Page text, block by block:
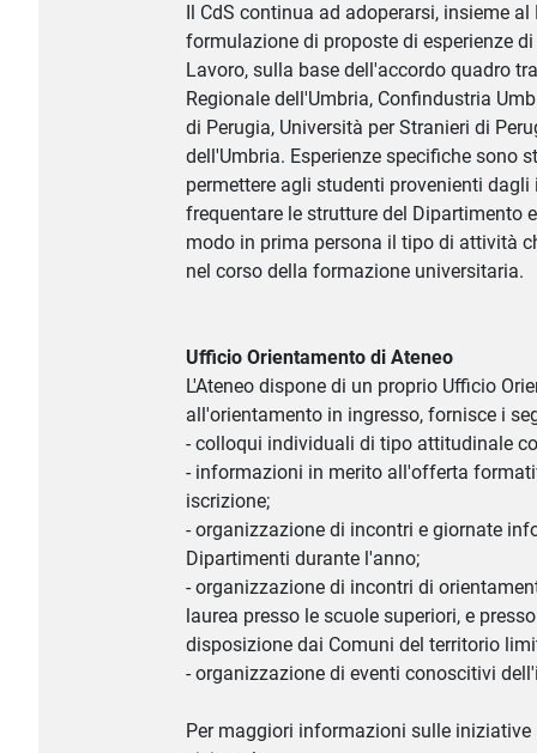
Il CdS continua ad adoperarsi, insieme
formulazione di proposte di esperienze
Lavoro, sulla base dell'accordo quadro
Regionale dell'Umbria, Confindustria
di Perugia, Università per Stranieri di
dell'Umbria. Esperienze specifiche sono
permettere agli studenti provenienti
frequentare le strutture del Dipartimento
modo in prima persona il tipo di attività
nel corso della formazione universitaria.
Ufficio Orientamento di Ateneo
L'Ateneo dispone di un proprio Ufficio
all'orientamento in ingresso, fornisce i
- colloqui individuali di tipo attitudinale
- informazioni in merito all'offerta
iscrizione;
- organizzazione di incontri e giornate
Dipartimenti durante l'anno;
- organizzazione di incontri di
laurea presso le scuole superiori, e
disposizione dai Comuni del territorio
- organizzazione di eventi conoscitivi
Per maggiori informazioni sulle